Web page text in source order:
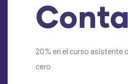
20% en el curso asistente
cero